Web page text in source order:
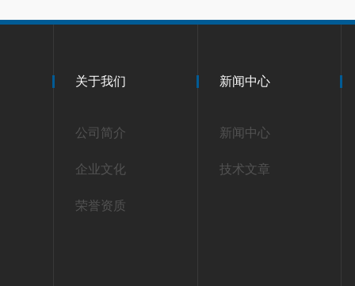
关于我们
公司简介
企业文化
荣誉资质
新闻中心
新闻中心
技术文章